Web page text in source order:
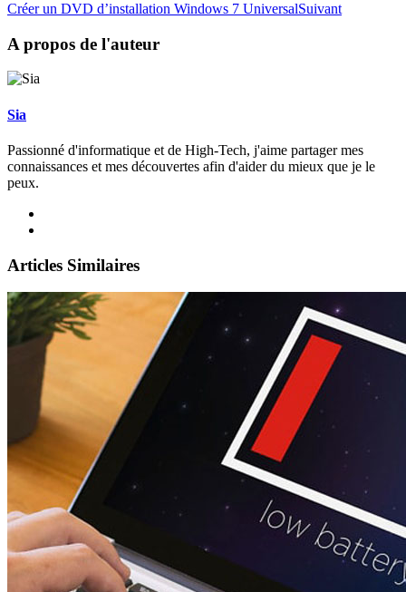
Créer un DVD d’installation Windows 7 UniversalSuivant
A propos de l'auteur
Sia
Passionné d'informatique et de High-Tech, j'aime partager mes
connaissances et mes découvertes afin d'aider du mieux que je le
peux.
Articles Similaires